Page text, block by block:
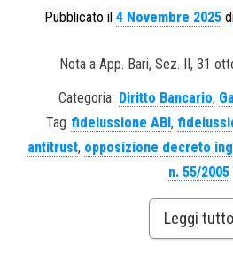
Pubblicato il 4 Novembre 2025
Nota a App. Bari, Sez. II, 31
Categoria: Diritto Bancario,
Tag fideiussione ABI ,
antitrust, opposizione decreto
n. 55/2005
Leggi tutto